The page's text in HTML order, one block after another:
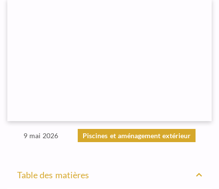
9 mai 2026 Piscines et aménagement extérieur
Table des matières